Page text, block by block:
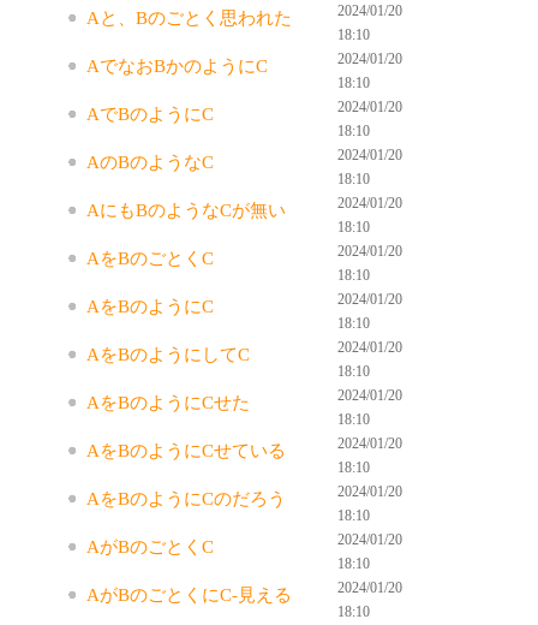
Aと、Bのごとく思われた
2024/01/20
18:10
AでなおBかのようにC
2024/01/20
18:10
AでBのようにC
2024/01/20
18:10
AのBのようなC
2024/01/20
18:10
AにもBのようなCが無い
2024/01/20
18:10
AをBのごとくC
2024/01/20
18:10
AをBのようにC
2024/01/20
18:10
AをBのようにしてC
2024/01/20
18:10
AをBのようにCせた
2024/01/20
18:10
AをBのようにCせている
2024/01/20
18:10
AをBのようにCのだろう
2024/01/20
18:10
AがBのごとくC
2024/01/20
18:10
AがBのごとくにC-見える
2024/01/20
18:10